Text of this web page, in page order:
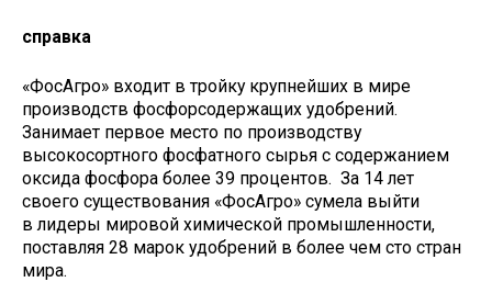
справка
«ФосАгро» входит в тройку крупнейших в мире
производств фосфорсодержащих удобрений.
Занимает первое место по производству
высокосортного фосфатного сырья с содержанием
оксида фосфора более 39 процентов. За 14 лет
своего существования «ФосАгро» сумела выйти
в лидеры мировой химической промышленности,
поставляя 28 марок удобрений в более чем сто стран
мира.